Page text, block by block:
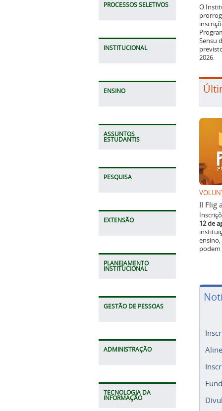
PROCESSOS SELETIVOS
INSTITUCIONAL
ENSINO
ASSUNTOS
ESTUDANTIS
PESQUISA
EXTENSÃO
PLANEJAMENTO
INSTITUCIONAL
GESTÃO DE PESSOAS
ADMINISTRAÇÃO
TECNOLOGIA DA
INFORMAÇÃO
O
Sensu
2026.
II Flig
12 de
ensino,
podem